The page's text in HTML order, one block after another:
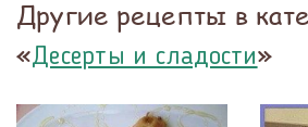
Другие рецепты в
«Десерты и сладости»